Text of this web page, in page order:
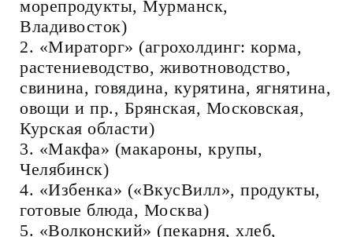
морепродукты, Мурманск,
Владивосток)
2. «Мираторг» (агрохолдинг: корма,
растениеводство, животноводство,
свинина, говядина, курятина, ягнятина,
овощи и пр., Брянская, Московская,
Курская области)
3. «Макфа» (макароны, крупы,
Челябинск)
4. «Избенка» («ВкусВилл», продукты,
готовые блюда, Москва)
5. «Волконский» (пекарня, хлеб,